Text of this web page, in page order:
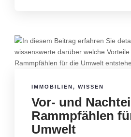
IMMOBILIEN, WISSEN
Vor- und
Rammpfählen
Umwelt